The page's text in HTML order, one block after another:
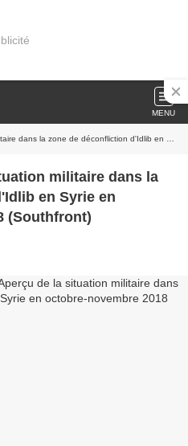
MENU
d'Idlib en Syrie en octobre-novembre 2018 (Southfront)
militaire dans la
en Syrie en
(Southfront)